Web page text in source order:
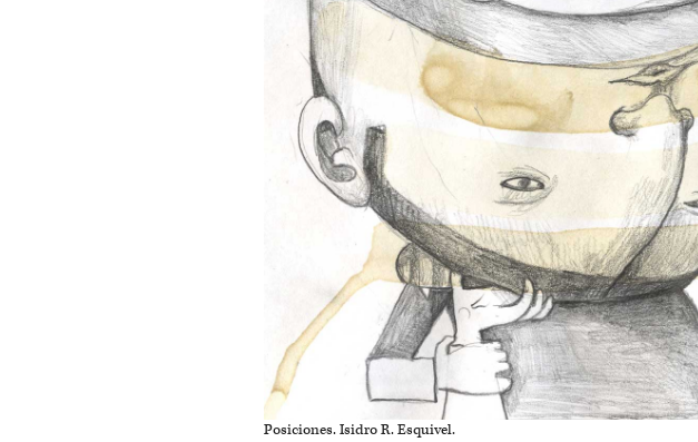
Posiciones. Isidro R. Esquivel.